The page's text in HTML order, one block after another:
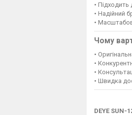
•
• Надійний
•
Чому
•
•
•
• Швидка
DEYE